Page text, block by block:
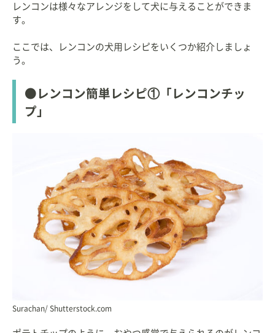
レンコンは様々なアレンジをして犬に与えることができま
す。
ここでは、レンコンの犬用レシピをいくつか紹介しましょ
う。
●レンコン簡単レシピ①「レンコンチッ
プ」
Surachan/ Shutterstock.com